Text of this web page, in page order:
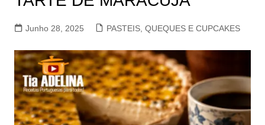
Junho 28, 2025 PASTEIS, QUEQUES E CUPCAKES